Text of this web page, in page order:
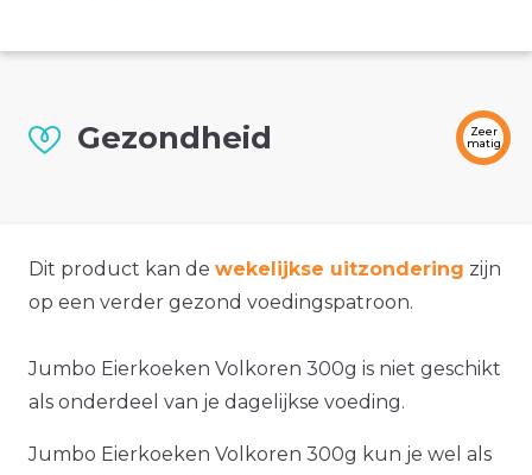
Gezondheid
Zeer
matig
Dit product kan de wekelijkse uitzondering zijn
op een verder gezond voedingspatroon.
Jumbo Eierkoeken Volkoren 300g is niet geschikt
als onderdeel van je dagelijkse voeding.
Jumbo Eierkoeken Volkoren 300g kun je wel als